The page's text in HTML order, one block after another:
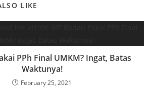
LIKE
PPh Final UMKM? Ingat, Batas
Waktunya!
February 25, 2021